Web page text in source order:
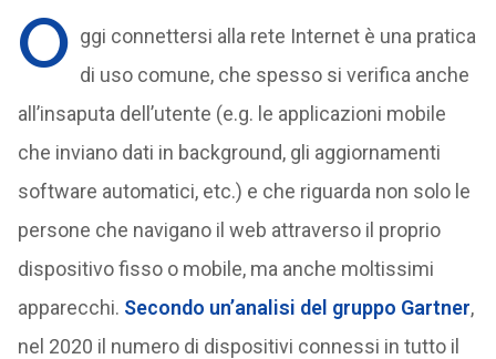
O ggi connettersi alla rete Internet è una pratica
di uso comune, che spesso si verifica anche
all’insaputa dell’utente (e.g. le applicazioni mobile
che inviano dati in background, gli aggiornamenti
software automatici, etc.) e che riguarda non solo le
persone che navigano il web attraverso il proprio
dispositivo fisso o mobile, ma anche moltissimi
apparecchi. Secondo un’analisi del gruppo Gartner,
nel 2020 il numero di dispositivi connessi in tutto il